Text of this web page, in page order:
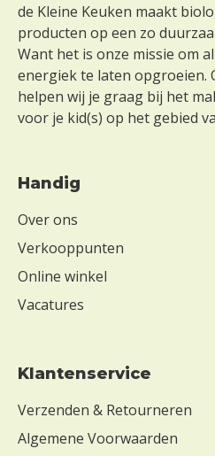
de Kleine Keuken maakt
producten op een zo
Want het is onze missie om
energiek te laten opgroeien.
helpen wij je graag bij het
voor je kid(s) op het gebied
Handig
Over ons
Verkooppunten
Online winkel
Vacatures
Klantenservice
Verzenden & Retourneren
Algemene Voorwaarden